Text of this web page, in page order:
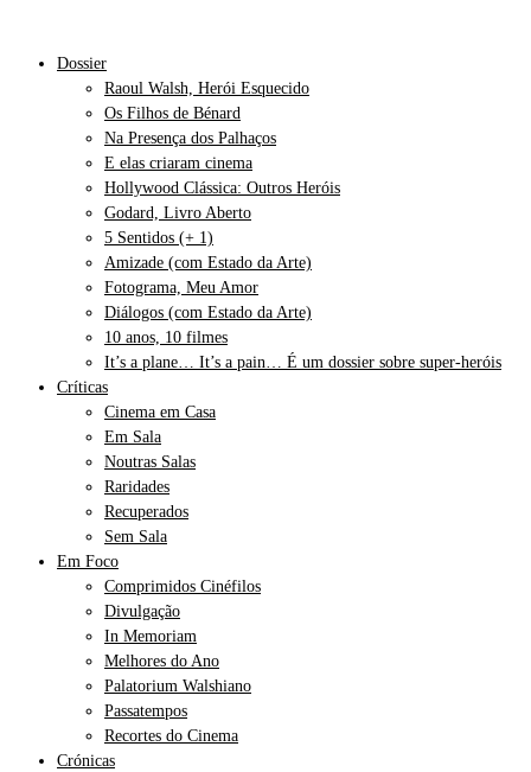
Dossier
Raoul Walsh, Herói Esquecido
Os Filhos de Bénard
Na Presença dos Palhaços
E elas criaram cinema
Hollywood Clássica: Outros Heróis
Godard, Livro Aberto
5 Sentidos (+ 1)
Amizade (com Estado da Arte)
Fotograma, Meu Amor
Diálogos (com Estado da Arte)
10 anos, 10 filmes
It’s a plane… It’s a pain… É um dossier sobre super-heróis
Críticas
Cinema em Casa
Em Sala
Noutras Salas
Raridades
Recuperados
Sem Sala
Em Foco
Comprimidos Cinéfilos
Divulgação
In Memoriam
Melhores do Ano
Palatorium Walshiano
Passatempos
Recortes do Cinema
Crónicas